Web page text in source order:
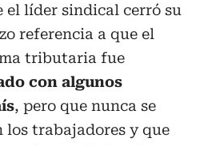
el líder sindical cerró su
referencia a que el
tributaria fue
con algunos
, pero que nunca se
los trabajadores y que